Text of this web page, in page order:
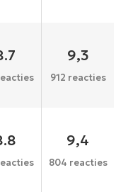
9,3
912 reacties
9,4
804 reacties